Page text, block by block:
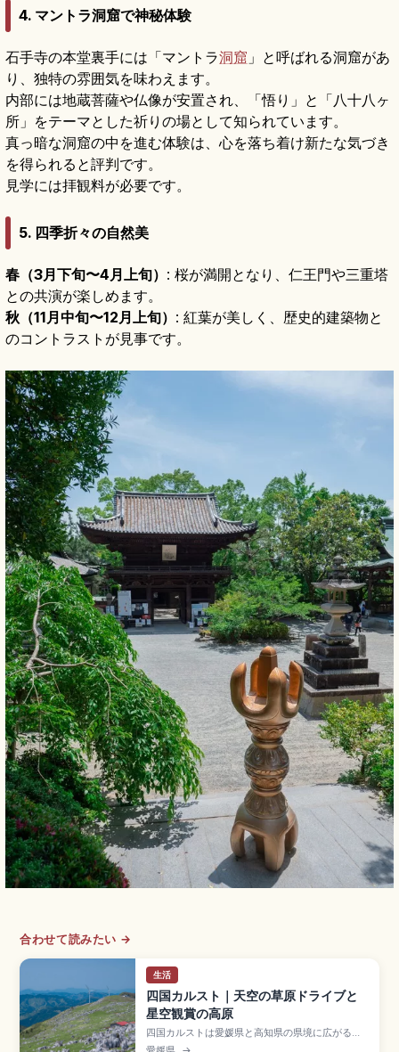
4. マントラ洞窟で神秘体験
石手寺の本堂裏手には「マントラ洞窟 」と呼ばれる洞窟があ
り、独特の雰囲気を味わえます。
内部には地蔵菩薩や仏像が安置され、「悟り」と「八十八ヶ
所」をテーマとした祈りの場として知られています。
真っ暗な洞窟の中を進む体験は、心を落ち着け新たな気づき
を得られると評判です。
見学には拝観料が必要です。
5. 四季折々の自然美
春（3月下旬〜4月上旬） : 桜が満開となり、仁王門や三重塔
との共演が楽しめます。
秋（11月中旬〜12月上旬） : 紅葉が美しく、歴史的建築物と
のコントラストが見事です。
合わせて読みたい →
生活
四国カルスト｜天空の草原ドライブと
星空観賞の高原
四国カルストは愛媛県と高知県の県境に広がる標
高約1,400mの高原で、秋吉台・平尾台と並ぶ日